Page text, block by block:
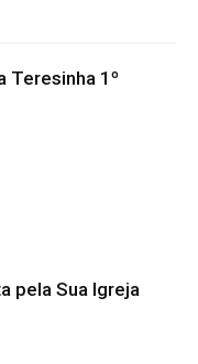
Teresinha 1º
pela Sua Igreja